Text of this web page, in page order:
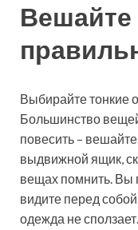
Выбирайте тонкие
Большинство
повесить –
выдвижной ящик,
вещах помнить. Вы
видите перед
одежда не